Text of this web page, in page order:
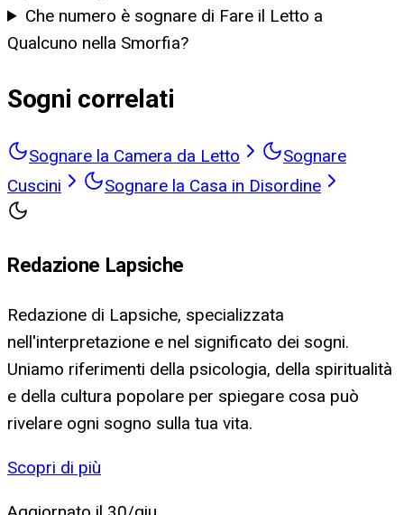
Che numero è sognare di Fare il Letto a
Qualcuno nella Smorfia?
Sogni correlati
Sognare la Camera da Letto
Sognare
Cuscini
Sognare la Casa in Disordine
Redazione Lapsiche
Redazione di Lapsiche, specializzata
nell'interpretazione e nel significato dei sogni.
Uniamo riferimenti della psicologia, della spiritualità
e della cultura popolare per spiegare cosa può
rivelare ogni sogno sulla tua vita.
Scopri di più